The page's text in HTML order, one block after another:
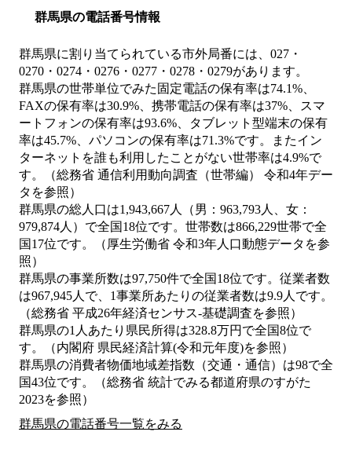
群馬県の電話番号情報
群馬県に割り当てられている市外局番には、027・
0270・0274・0276・0277・0278・0279があります。
群馬県の世帯単位でみた固定電話の保有率は74.1%、
FAXの保有率は30.9%、携帯電話の保有率は37%、スマ
ートフォンの保有率は93.6%、タブレット型端末の保有
率は45.7%、パソコンの保有率は71.3%です。またイン
ターネットを誰も利用したことがない世帯率は4.9%で
す。（総務省 通信利用動向調査（世帯編） 令和4年デー
タを参照）
群馬県の総人口は1,943,667人（男：963,793人、女：
979,874人）で全国18位です。世帯数は866,229世帯で全
国17位です。（厚生労働省 令和3年人口動態データを参
照）
群馬県の事業所数は97,750件で全国18位です。従業者数
は967,945人で、1事業所あたりの従業者数は9.9人です。
（総務省 平成26年経済センサス‐基礎調査を参照）
群馬県の1人あたり県民所得は328.8万円で全国8位で
す。（内閣府 県民経済計算(令和元年度)を参照）
群馬県の消費者物価地域差指数（交通・通信）は98で全
国43位です。（総務省 統計でみる都道府県のすがた
2023を参照）
群馬県の電話番号一覧をみる